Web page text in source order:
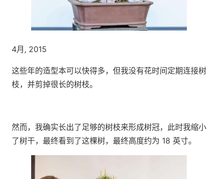
4月, 2015
这些年的造型本可以快得多，但我没有花时间定期连接树
枝，并剪掉很长的树枝。
然而，我确实长出了足够的树枝来形成树冠，此时我缩小
了树干，最终看到了这棵树，最终高度约为 18 英寸。